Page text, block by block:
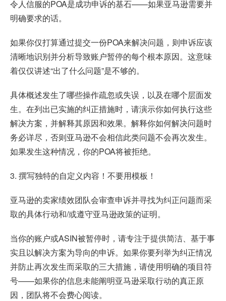
令人信服的POA是成功申诉的基石——如果亚马逊需要并
明确要求的话。
如果你仅打算通过提交一份POA来解决问题，则申诉应该
清晰地识别并分析导致账户暂停的每个根本原因。这意味
着仅仅讲述“出了什么问题”是不够的。
具体概述发生了哪些操作疏忽或失误，以及在哪个层面发
生。在列出已实施的纠正措施时，请演示你如何执行这些
解决方案，并解释其原因和效果。解释你如何解决问题时
务必详尽，否则亚马逊不会相信此类问题不会再次发生。
如果发生这种情况，你的POA将被拒绝。
3. 撰写独特的自定义内容！不要用模板！
亚马逊的卖家绩效团队会审查申诉并寻找为纠正问题而采
取的具体行动和/或遵守亚马逊政策的证明。
当你的账户或ASIN被暂停时，请专注于提供简洁、基于事
实且以解决方案为导向的申诉。如果你要列举为纠正情况
并防止再次发生而采取的三大措施，请使用明确的项目符
号——如果你的信息未能阐明亚马逊采取行动的真正原
因，团队将不会费心阅读。